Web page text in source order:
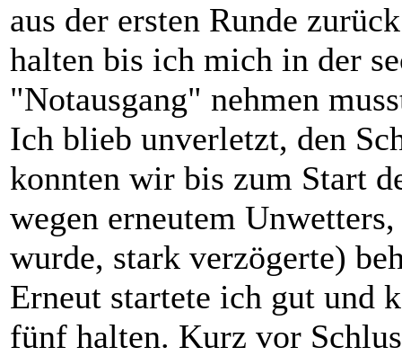
aus der ersten Runde
halten bis ich mich in der
"Notausgang" nehmen
Ich blieb unverletzt, den
konnten wir bis zum Start
wegen erneutem
wurde, stark verzögerte)
Erneut startete ich gut und
fünf halten. Kurz vor